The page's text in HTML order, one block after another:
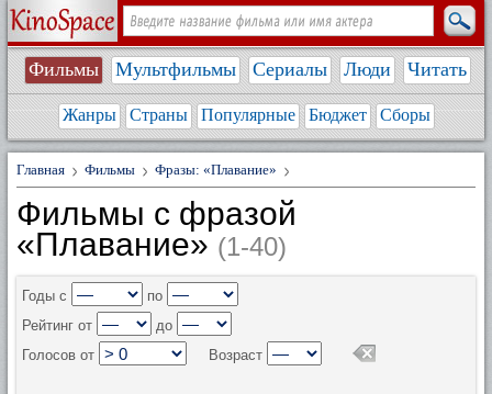
Фильмы Мультфильмы Сериалы Люди Читать
Жанры Страны Популярные Бюджет Сборы
Главная Фильмы Фразы: «Плавание»
Фильмы с фразой
«Плавание» (1-40)
Годы с
по
Рейтинг от
до
Голосов от
Возраст